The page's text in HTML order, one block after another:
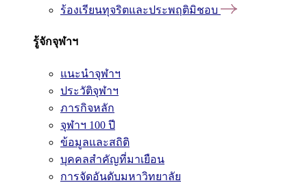
ร้องเรียนทุจริตและประพฤติมิชอบ
รู้จักจุฬาฯ
แนะนำจุฬาฯ
ประวัติจุฬาฯ
ภารกิจหลัก
จุฬาฯ 100 ปี
ข้อมูลและสถิติ
บุคคลสำคัญที่มาเยือน
การจัดอันดับมหาวิทยาลัย